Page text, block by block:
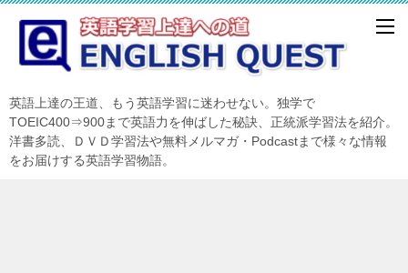
英語上達の王道、もう英語学習に迷わせない。独学で
TOEIC400⇒900まで英語力を伸ばした秘訣、正統派学習法を紹介。
洋書多読、ＤＶＤ学習法や無料メルマガ・Podcastまで様々な情報
をお届けする英語学習物語。